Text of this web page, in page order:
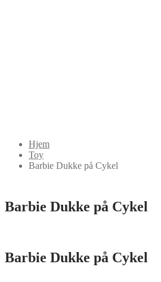
Hjem
Toy
Barbie Dukke på Cykel
Barbie Dukke på Cykel
Barbie Dukke på Cykel